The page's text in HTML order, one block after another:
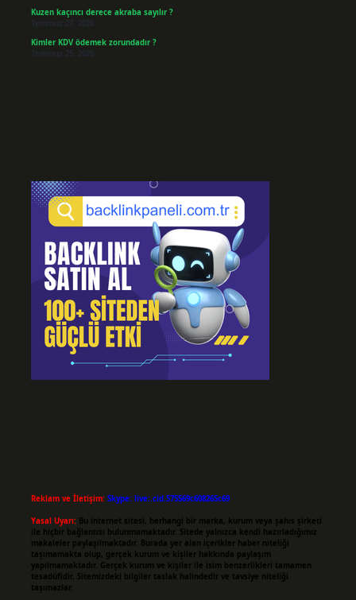
Kuzen kaçıncı derece akraba sayılır ?
Temmuz 27, 2026
Kimler KDV ödemek zorundadır ?
Temmuz 25, 2026
Reklam ve İletişim: Skype: live:.cid.575569c608265c69
Yasal Uyarı: Bu internet sitesi, herhangi bir marka, kurum veya şahıs şirketi
ile hiçbir bağlantısı bulunmamaktadır. Sitede yalnızca kendi hazırladığımız
makaleler paylaşılmaktadır. Burada yer alan içerikler haber niteliği
taşımamakta olup, gerçek kurum ve kişiler hakkında paylaşım
yapılmamaktadır. Gerçek kurum ve kişiler ile isim benzerlikleri tamamen
tesadüfidir. Sitemizdeki bilgiler taslak halindedir ve tavsiye niteliği
taşımazlar.